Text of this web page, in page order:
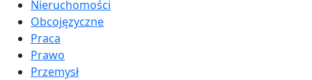
Nieruchomości
Obcojęzyczne
Praca
Prawo
Przemysł